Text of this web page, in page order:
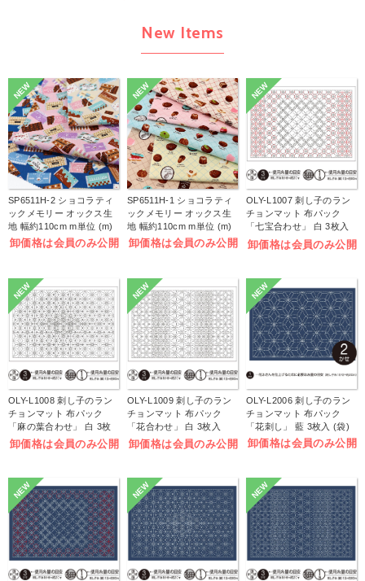
New Items
NEW
SP6511H-2 ショコラティ
ックメモリー オックス生
地 幅約110cm m単位 (m)
卸価格は会員のみ公開
NEW
SP6511H-1 ショコラティ
ックメモリー オックス生
地 幅約110cm m単位 (m)
卸価格は会員のみ公開
NEW
OLY-L1007 刺し子のラン
チョンマット 布パック
「七宝合わせ」 白 3枚入
(袋)
卸価格は会員のみ公開
NEW
OLY-L1008 刺し子のラン
チョンマット 布パック
「麻の葉合わせ」 白 3枚
入 (袋)
卸価格は会員のみ公開
NEW
OLY-L1009 刺し子のラン
チョンマット 布パック
「花合わせ」 白 3枚入
(袋)
卸価格は会員のみ公開
NEW
OLY-L2006 刺し子のラン
チョンマット 布パック
「花刺し」 藍 3枚入 (袋)
卸価格は会員のみ公開
NEW NEW NEW